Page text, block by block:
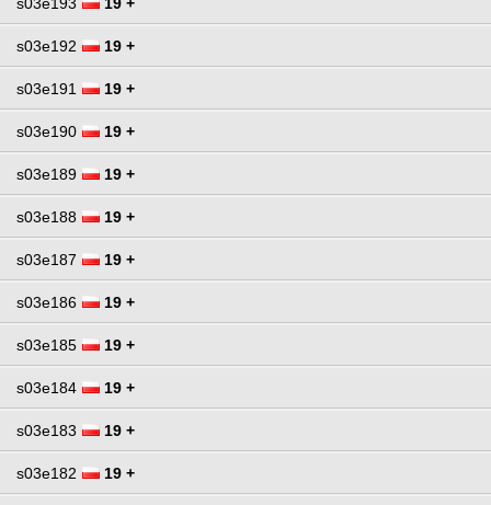
s03e192 19 +
s03e191 19 +
s03e190 19 +
s03e189 19 +
s03e188 19 +
s03e187 19 +
s03e186 19 +
s03e185 19 +
s03e184 19 +
s03e183 19 +
s03e182 19 +